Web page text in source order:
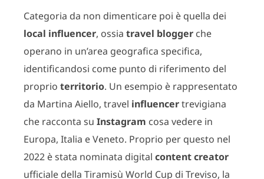
Categoria da non dimenticare poi è quella dei
local influencer, ossia travel bloggerche
operano in un’area geografica specifica,
identificandosi come punto di riferimento del
proprio territorio. Un esempio è rappresentato
da Martina Aiello, travel influencertrevigiana
che racconta su Instagram cosa vedere in
Europa, Italia e Veneto. Proprio per questo nel
2022 è stata nominata digital contentcreator
ufficiale della Tiramisù World Cup di Treviso, la